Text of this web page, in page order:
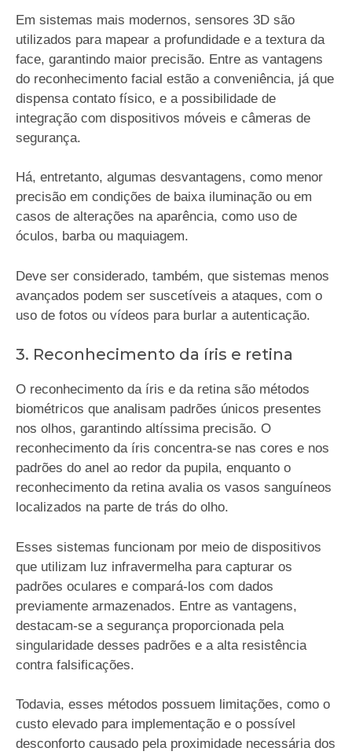
Em sistemas mais modernos, sensores 3D são
utilizados para mapear a profundidade e a textura da
face, garantindo maior precisão. Entre as vantagens
do reconhecimento facial estão a conveniência, já que
dispensa contato físico, e a possibilidade de
integração com dispositivos móveis e câmeras de
segurança.
Há, entretanto, algumas desvantagens, como menor
precisão em condições de baixa iluminação ou em
casos de alterações na aparência, como uso de
óculos, barba ou maquiagem.
Deve ser considerado, também, que sistemas menos
avançados podem ser suscetíveis a ataques, com o
uso de fotos ou vídeos para burlar a autenticação.
3. Reconhecimento da íris e retina
O reconhecimento da íris e da retina são métodos
biométricos que analisam padrões únicos presentes
nos olhos, garantindo altíssima precisão. O
reconhecimento da íris concentra-se nas cores e nos
padrões do anel ao redor da pupila, enquanto o
reconhecimento da retina avalia os vasos sanguíneos
localizados na parte de trás do olho.
Esses sistemas funcionam por meio de dispositivos
que utilizam luz infravermelha para capturar os
padrões oculares e compará-los com dados
previamente armazenados. Entre as vantagens,
destacam-se a segurança proporcionada pela
singularidade desses padrões e a alta resistência
contra falsificações.
Todavia, esses métodos possuem limitações, como o
custo elevado para implementação e o possível
desconforto causado pela proximidade necessária dos